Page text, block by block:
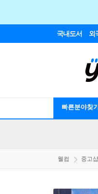
국내도서 외
빠른분야찾기
웰컴 중고샵